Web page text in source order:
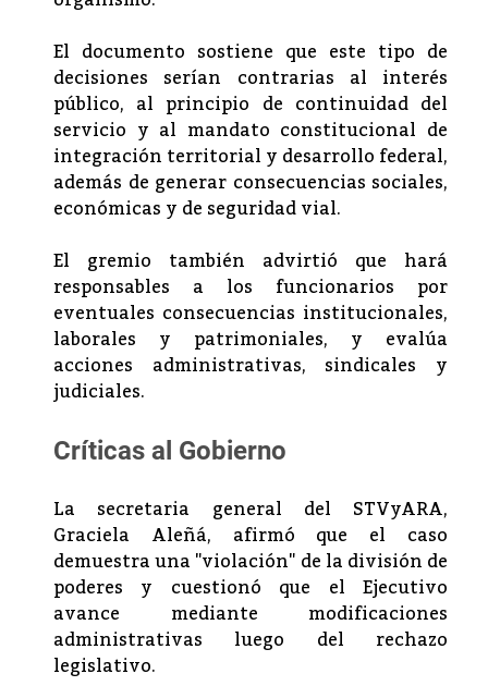
El documento sostiene que este tipo de
decisiones serían contrarias al interés
público, al principio de continuidad del
servicio y al mandato constitucional de
integración territorial y desarrollo federal,
además de generar consecuencias sociales,
económicas y de seguridad vial.
El gremio también advirtió que hará
responsables a los funcionarios por
eventuales consecuencias institucionales,
laborales y patrimoniales, y evalúa
acciones administrativas, sindicales y
judiciales.
Críticas al Gobierno
La secretaria general del STVyARA,
Graciela Aleñá, afirmó que el caso
demuestra una "violación" de la división de
poderes y cuestionó que el Ejecutivo
avance mediante modificaciones
administrativas luego del rechazo
legislativo.